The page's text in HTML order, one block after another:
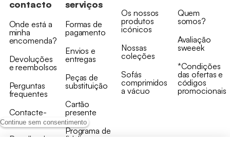
Continue sem consentimento
contacto
Onde está a
minha
encomenda?
Devoluções
e reembolsos
Perguntas
frequentes
Contacte-
nos
Recolha de
serviços
Formas de
pagamento
Envios e
entregas
Peças de
substituição
Cartão
presente
Programa de
fidelizaçao
Os nossos
produtos
icónicos
Nossas
coleções
Sofás
comprimidos
a vácuo
Quem
somos?
Avaliação
sweeek
*Condições
das ofertas e
códigos
promocionais